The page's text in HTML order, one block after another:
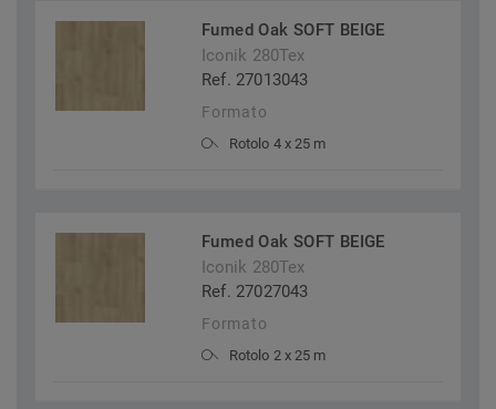
Fumed Oak SOFT BEIGE
Iconik 280Tex
Ref. 27013043
Formato
Rotolo 4 x 25 m
Fumed Oak SOFT BEIGE
Iconik 280Tex
Ref. 27027043
Formato
Rotolo 2 x 25 m